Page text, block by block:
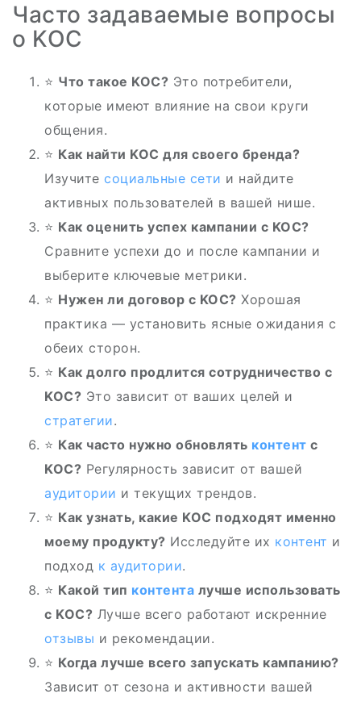
Часто задаваемые вопросы
о KOC
⭐ Что такое KOC? Это потребители,
которые имеют влияние на свои круги
общения.
⭐ Как найти KOC для своего бренда?
Изучите социальные сети и найдите
активных пользователей в вашей нише.
⭐ Как оценить успех кампании с KOC?
Сравните успехи до и после кампании и
выберите ключевые метрики.
⭐ Нужен ли договор с KOC? Хорошая
практика — установить ясные ожидания с
обеих сторон.
⭐ Как долго продлится сотрудничество с
KOC? Это зависит от ваших целей и
стратегии.
⭐ Как часто нужно обновлять контент с
KOC? Регулярность зависит от вашей
аудитории и текущих трендов.
⭐ Как узнать, какие KOC подходят именно
моему продукту? Исследуйте их контент и
подход к аудитории.
⭐ Какой тип контента лучше использовать
с KOC? Лучше всего работают искренние
отзывы и рекомендации.
⭐ Когда лучше всего запускать кампанию?
Зависит от сезона и активности вашей